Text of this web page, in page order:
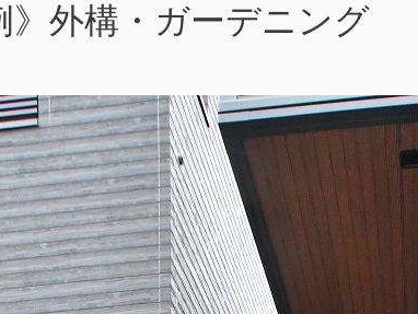
》外構・ガーデニング